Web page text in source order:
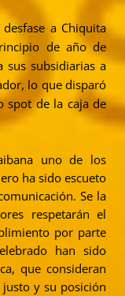
a Chiquita
de año de
subsidiarias a
lo que disparó
spot de la caja de
uno de los
ha sido escueto
Se la
respetarán el
por parte
han sido
que consideran
y su posición